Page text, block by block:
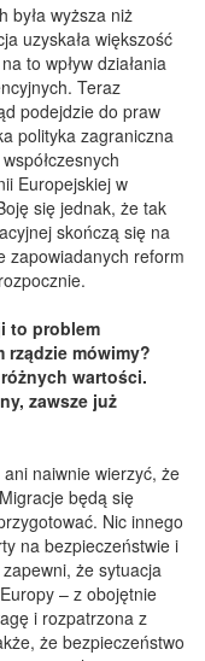
była wyższa niż
uzyskała większość
to wpływ działania
Teraz
podejdzie do praw
polityka zagraniczna
Europejskiej w
się jednak, że tak
skończą się na
zapowiadanych reform
to problem
rządzie mówimy?
wartości.
zawsze już
naiwnie wierzyć, że
będą się
Nic innego
na bezpieczeństwie i
że sytuacja
– z obojętnie
i rozpatrzona z
że bezpieczeństwo